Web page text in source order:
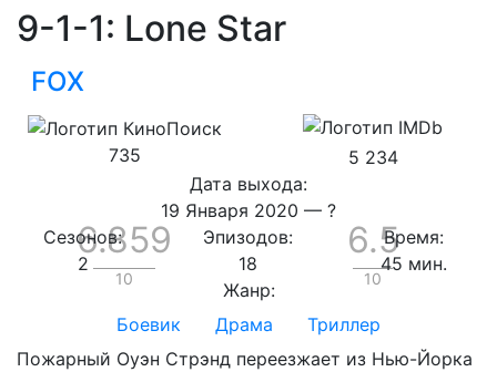
9-1-1: Lone Star
FOX
6.859
10
735
6.5
10
5 234
Дата выхода:
19 Января 2020 — ?
Сезонов:
2
Эпизодов:
18
Время:
45 мин.
Жанр:
Боевик
Драма
Триллер
Пожарный Оуэн Стрэнд переезжает из Нью-Йорка